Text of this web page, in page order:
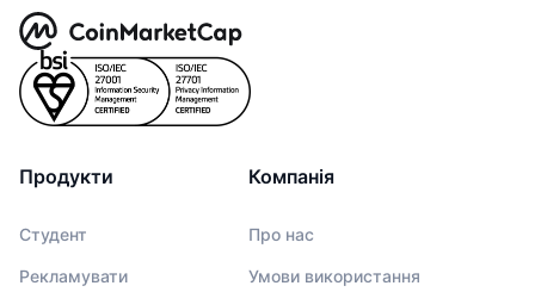
Продукти
Студент
Рекламувати
Компанія
Про нас
Умови використання